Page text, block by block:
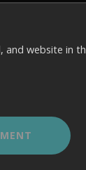
and website in